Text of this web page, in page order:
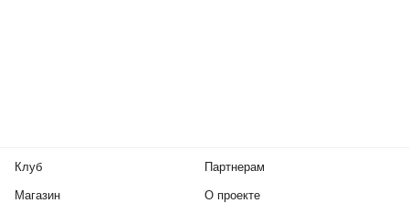
Клуб
Магазин
Партнерам
О проекте